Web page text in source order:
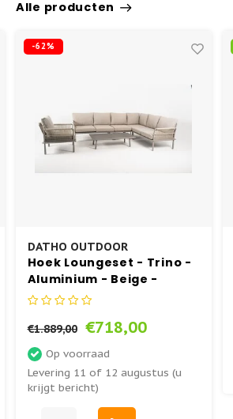
Tuinstoel - AIR XL
Tuinstoel - SKY
Hangstoelen
Inklapbare Tuintafels
Vierkante Tuintafels
Alle producten
-62%
DATHO OUTDOOR
Hoek Loungeset - Trino -
Aluminium - Beige -
Datho Outdoor
€1.889,00 €718,00
Op voorraad
Levering 11 of 12 augustus (u
krijgt bericht)